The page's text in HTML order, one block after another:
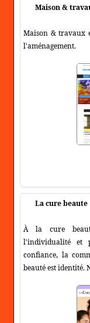
Maison &
Maison & travaux
l'aménagement.
La cure beaute
À la cure
l'individualité et
confiance, la
beauté est identité.